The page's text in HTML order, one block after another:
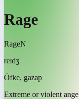
Rage
RageN
reɪdʒ
Öfke, gazap
Extreme or violent